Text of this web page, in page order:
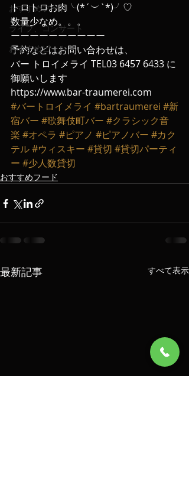
おすすめフード
ライブ、コンサート
おすすめビール
トロトロお肉╰(*´︶`*)╯♡
数量少なめ。。。
ーーーーーーーーーー
予約などはお問い合わせは、
バー トロイメライ TEL03 6457 6433 に
御願いします
https://www.bar-traumerei.com
#バートロイメライ #bartraumerei #新
宿バー #歌舞伎町バー #クラシック音
楽 #オペラ #ピアノ #ピアノバー #カク
テル#ウィスキー #貸切 #貸切パーティ
ー #少人数貸切
おすすめフード
最新記事 すべて表示